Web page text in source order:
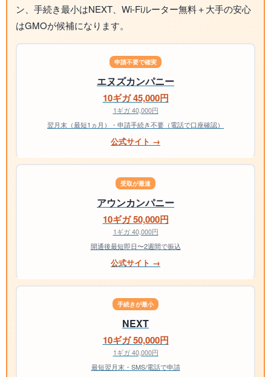
ン、手続き最小はNEXT、Wi-Fiルーター無料＋大手の安心
はGMOが候補になります。
申請不要で確実
エヌズカンパニー
10ギガ 45,000円
1ギガ 40,000円
翌月末（最短1ヵ月）・申請手続き不要（電話で口座確認）
公式サイト →
受取が最速
アウンカンパニー
10ギガ 50,000円
1ギガ 40,000円
開通後最短即日〜2週間で振込
公式サイト →
手続きが最小
NEXT
10ギガ 50,000円
1ギガ 40,000円
最短翌月末・SMS/電話で申請